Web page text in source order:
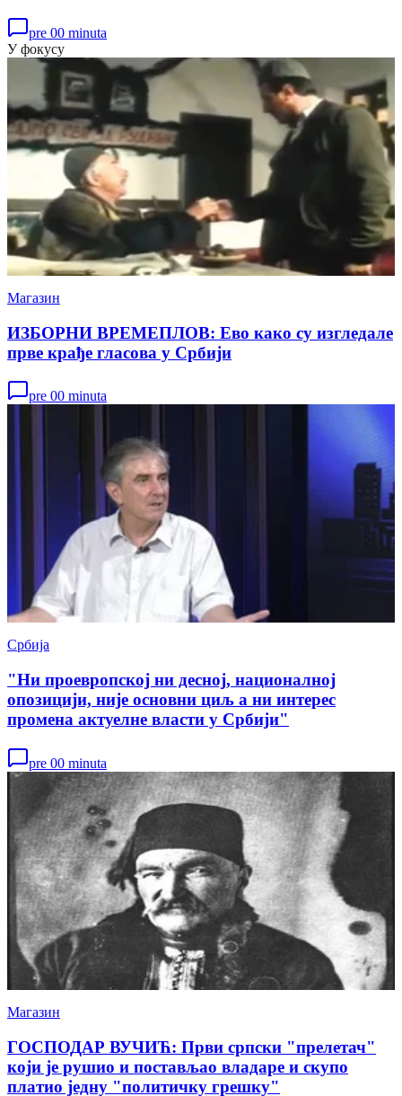
pre 00 minuta
У фокусу
Магазин
ИЗБОРНИ ВРЕМЕПЛОВ: Ево како су изгледале
прве крађе гласова у Србији
pre 00 minuta
Србија
"Ни проевропској ни десној, националној
опозицији, није основни циљ а ни интерес
промена актуелне власти у Србији"
pre 00 minuta
Магазин
ГОСПОДАР ВУЧИЋ: Први српски "прелетач"
који је рушио и постављао владаре и скупо
платио једну "политичку грешку"